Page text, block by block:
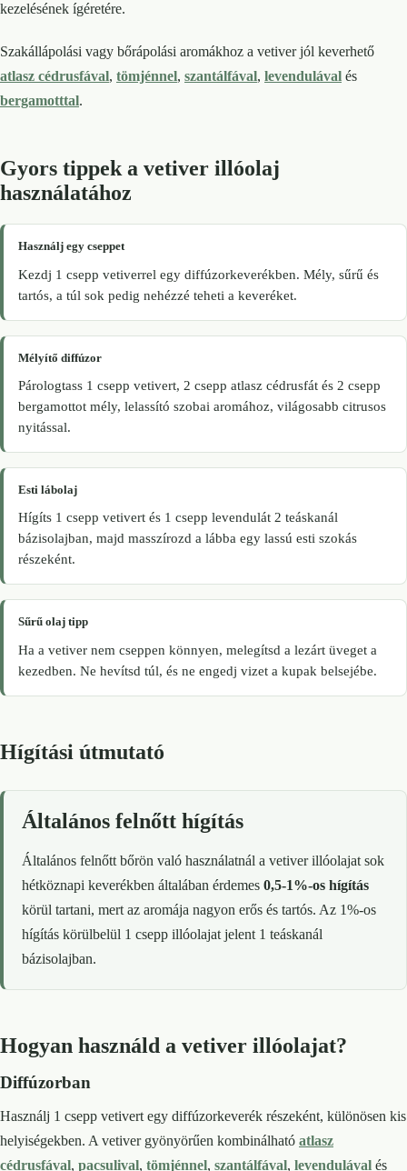
kezelésének ígéretére.
Szakállápolási vagy bőrápolási aromákhoz a vetiver jól keverhető
atlasz cédrusfával, tömjénnel, szantálfával, levendulával és
bergamotttal.
Gyors tippek a vetiver illóolaj
használatához
Használj egy cseppet
Kezdj 1 csepp vetiverrel egy diffúzorkeverékben. Mély, sűrű és
tartós, a túl sok pedig nehézzé teheti a keveréket.
Mélyítő diffúzor
Párologtass 1 csepp vetivert, 2 csepp atlasz cédrusfát és 2 csepp
bergamottot mély, lelassító szobai aromához, világosabb citrusos
nyitással.
Esti lábolaj
Hígíts 1 csepp vetivert és 1 csepp levendulát 2 teáskanál
bázisolajban, majd masszírozd a lábba egy lassú esti szokás
részeként.
Sűrű olaj tipp
Ha a vetiver nem cseppen könnyen, melegítsd a lezárt üveget a
kezedben. Ne hevítsd túl, és ne engedj vizet a kupak belsejébe.
Hígítási útmutató
Általános felnőtt hígítás
Általános felnőtt bőrön való használatnál a vetiver illóolajat sok
hétköznapi keverékben általában érdemes 0,5-1%-os hígítás
körül tartani, mert az aromája nagyon erős és tartós. Az 1%-os
hígítás körülbelül 1 csepp illóolajat jelent 1 teáskanál
bázisolajban.
Hogyan használd a vetiver illóolajat?
Diffúzorban
Használj 1 csepp vetivert egy diffúzorkeverék részeként, különösen kis
helyiségekben. A vetiver gyönyörűen kombinálható atlasz
cédrusfával, pacsulival, tömjénnel, szantálfával, levendulával és